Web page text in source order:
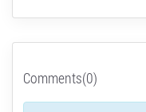
Comments(0)